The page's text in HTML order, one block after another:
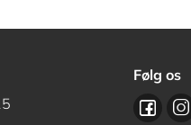
Følg os